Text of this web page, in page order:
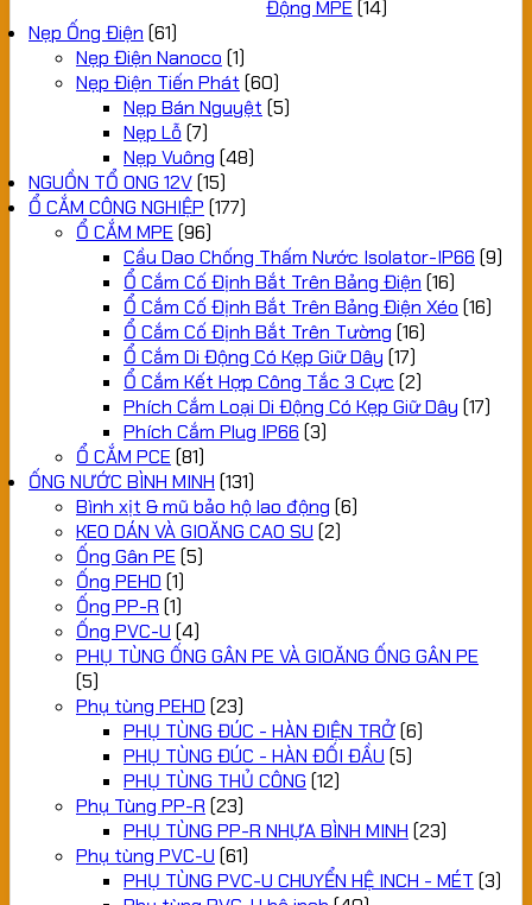
Động MPE (14)
Nẹp Ống Điện (61)
Nẹp Điện Nanoco (1)
Nẹp Điện Tiến Phát (60)
Nẹp Bán Nguyệt (5)
Nẹp Lỗ (7)
Nẹp Vuông (48)
NGUỒN TỔ ONG 12V(15)
Ổ CẮM CÔNG NGHIỆP (177)
Ổ CẮM MPE (96)
Cầu Dao Chống Thấm Nước Isolator-IP66 (9)
Ổ Cắm Cố Định Bắt Trên Bảng Điện (16)
Ổ Cắm Cố Định Bắt Trên Bảng Điện Xéo (16)
Ổ Cắm Cố Định Bắt Trên Tường (16)
Ổ Cắm Di Động Có Kẹp Giữ Dây (17)
Ổ Cắm Kết Hợp Công Tắc 3 Cực (2)
Phích Cắm Loại Di Động Có Kẹp Giữ Dây (17)
Phích Cắm Plug IP66 (3)
Ổ CẮM PCE (81)
ỐNG NƯỚC BÌNH MINH (131)
Bình xịt & mũ bảo hộ lao động (6)
KEO DÁN VÀ GIOĂNG CAO SU (2)
Ống Gân PE (5)
Ống PEHD (1)
Ống PP-R (1)
Ống PVC-U (4)
PHỤ TÙNG ỐNG GÂN PE VÀ GIOĂNG ỐNG GÂN PE
(5)
Phụ tùng PEHD (23)
PHỤ TÙNG ĐÚC - HÀN ĐIỆN TRỞ(6)
PHỤ TÙNG ĐÚC - HÀN ĐỐI ĐẦU (5)
PHỤ TÙNG THỦ CÔNG (12)
Phụ Tùng PP-R (23)
PHỤ TÙNG PP-R NHỰA BÌNH MINH (23)
Phụ tùng PVC-U (61)
PHỤ TÙNG PVC-U CHUYỂN HỆ INCH - MÉT (3)